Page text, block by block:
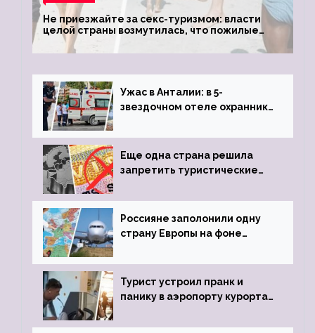
Не приезжайте за секс-туризмом: власти
целой страны возмутилась, что пожилые
туристки массово едут к ним, чтобы
обзавестись молодыми любовниками
Ужас в Анталии: в 5-
звездочном отеле охранник
пистолета
Еще одна страна решила
запретить туристические
Россияне заполонили одну
страну Европы на фоне
виз
Турист устроил пранк и
панику в аэропорту курорта,
задержке рейса